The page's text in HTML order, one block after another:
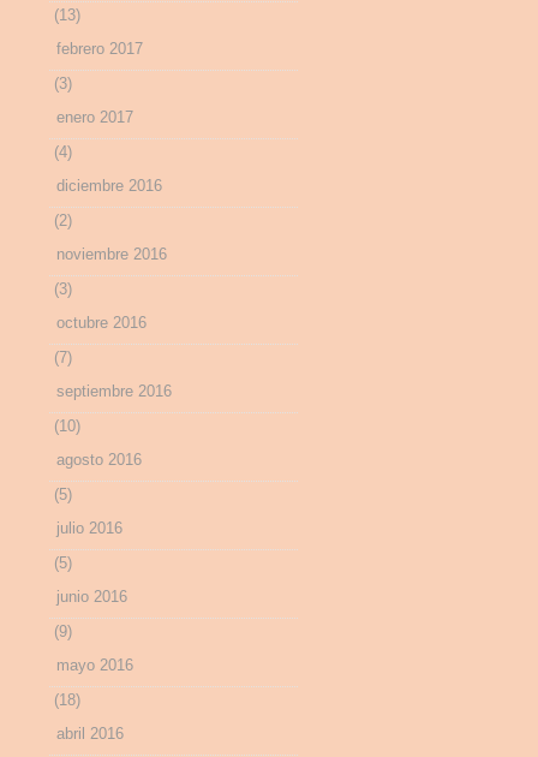
(13)
febrero 2017
(3)
enero 2017
(4)
diciembre 2016
(2)
noviembre 2016
(3)
octubre 2016
(7)
septiembre 2016
(10)
agosto 2016
(5)
julio 2016
(5)
junio 2016
(9)
mayo 2016
(18)
abril 2016